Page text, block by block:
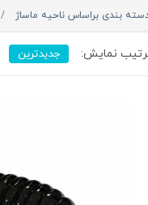
بندی براساس ناحیه ماساژ
نمایش: جدیدترین